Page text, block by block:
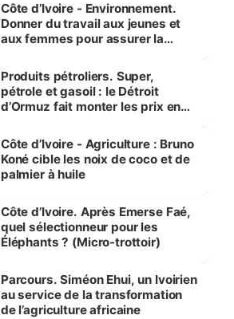
Côte d’Ivoire - Environnement.
Donner du travail aux jeunes et
aux femmes pour assurer la
menacées
Produits pétroliers. Super,
pétrole et gasoil : le Détroit
d’Ormuz fait monter les prix en
Côte d’Ivoire - Agriculture : Bruno
Koné cible les noix de coco et de
palmier à huile
Côte d’Ivoire. Après Emerse Faé,
quel sélectionneur pour les
Éléphants ? (Micro-trottoir)
Parcours. Siméon Ehui, un Ivoirien
au service de la transformation
de l’agriculture africaine